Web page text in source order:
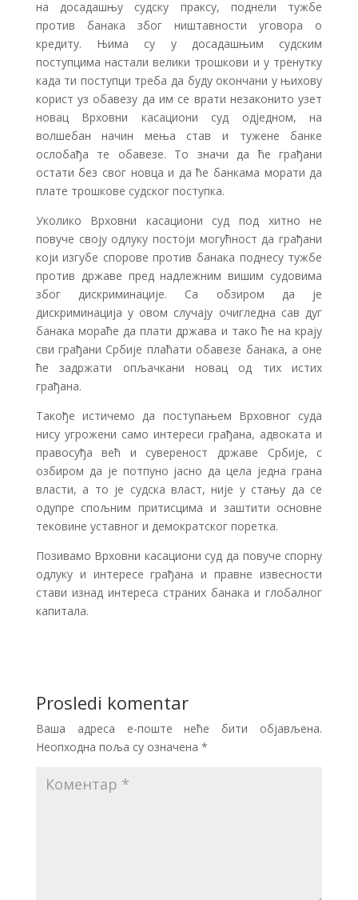
на досадашњу судску праксу, поднели тужбе
против банака због ништавности уговора о
кредиту. Њима су у досадашњим судским
поступцима настали велики трошкови и у тренутку
када ти поступци треба да буду окончани у њихову
корист уз обавезу да им се врати незаконито узет
новац Врховни касациони суд одједном, на
волшебан начин мења став и тужене банке
ослобађа те обавезе. То значи да ће грађани
остати без свог новца и да ће банкама морати да
плате трошкове судског поступка.
Уколико Врховни касациони суд под хитно не
повуче своју одлуку постоји могућност да грађани
који изгубе спорове против банака поднесу тужбе
против државе пред надлежним вишим судовима
због дискриминације. Са обзиром да је
дискриминација у овом случају очигледна сав дуг
банака мораће да плати држава и тако ће на крају
сви грађани Србије плаћати обавезе банака, а оне
ће задржати опљачкани новац од тих истих
грађана.
Такође истичемо да поступањем Врховног суда
нису угрожени само интереси грађана, адвоката и
правосуђа већ и сувереност државе Србије, с
озбиром да је потпуно јасно да цела једна грана
власти, а то је судска власт, није у стању да се
одупре спољним притисцима и заштити основне
тековине уставног и демократског поретка.
Позивамо Врховни касациони суд да повуче спорну
одлуку и интересе грађана и правне извесности
стави изнад интереса страних банака и глобалног
капитала.
Prosledi komentar
Ваша адреса е-поште неће бити објављена.
Неопходна поља су означена *